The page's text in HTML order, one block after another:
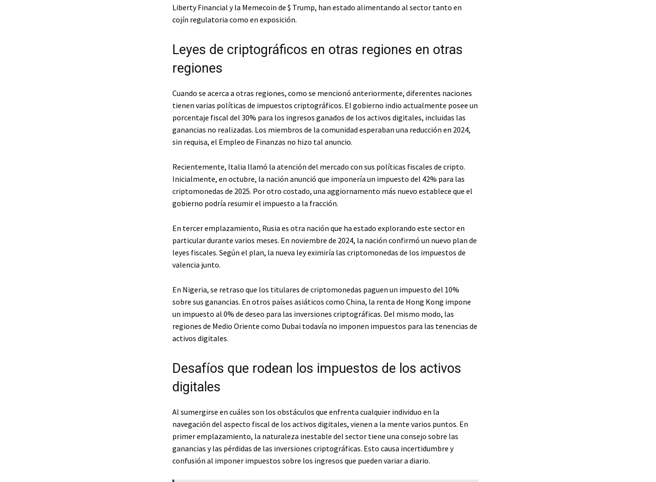
Liberty Financial y la Memecoin de $ Trump, han estado alimentando al sector tanto en
cojín regulatoria como en exposición.
Leyes de criptográficos en otras regiones en otras
regiones
Cuando se acerca a otras regiones, como se mencionó anteriormente, diferentes naciones
tienen varias políticas de impuestos criptográficos. El gobierno indio actualmente posee un
porcentaje fiscal del 30% para los ingresos ganados de los activos digitales, incluidas las
ganancias no realizadas. Los miembros de la comunidad esperaban una reducción en 2024,
sin requisa, el Empleo de Finanzas no hizo tal anuncio.
Recientemente, Italia llamó la atención del mercado con sus políticas fiscales de cripto.
Inicialmente, en octubre, la nación anunció que imponería un impuesto del 42% para las
criptomonedas de 2025. Por otro costado, una aggiornamento más nuevo establece que el
gobierno podría resumir el impuesto a la fracción.
En tercer emplazamiento, Rusia es otra nación que ha estado explorando este sector en
particular durante varios meses. En noviembre de 2024, la nación confirmó un nuevo plan de
leyes fiscales. Según el plan, la nueva ley eximiría las criptomonedas de los impuestos de
valencia junto.
En Nigeria, se retraso que los titulares de criptomonedas paguen un impuesto del 10%
sobre sus ganancias. En otros países asiáticos como China, la renta de Hong Kong impone
un impuesto al 0% de deseo para las inversiones criptográficas. Del mismo modo, las
regiones de Medio Oriente como Dubai todavía no imponen impuestos para las tenencias de
activos digitales.
Desafíos que rodean los impuestos de los activos
digitales
Al sumergirse en cuáles son los obstáculos que enfrenta cualquier individuo en la
navegación del aspecto fiscal de los activos digitales, vienen a la mente varios puntos. En
primer emplazamiento, la naturaleza inestable del sector tiene una consejo sobre las
ganancias y las pérdidas de las inversiones criptográficas. Esto causa incertidumbre y
confusión al imponer impuestos sobre los ingresos que pueden variar a diario.